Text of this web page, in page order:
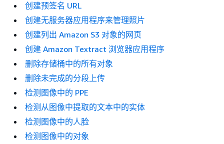
创建预签名 URL
创建无服务器应用程序来管理照片
创建列出 Amazon S3 对象的网页
创建 Amazon Textract 浏览器应用程序
删除存储桶中的所有对象
删除未完成的分段上传
检测图像中的 PPE
检测从图像中提取的文本中的实体
检测图像中的人脸
检测图像中的对象